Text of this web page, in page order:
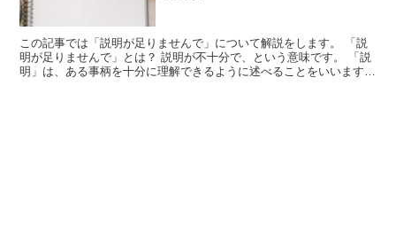
この記事では「説明が足りませんで」について解説をします。 「説
明が足りませんで」とは？ 説明が不十分で、という意味です。 「説
明」は、ある事柄を十分に理解できるように述べることをいいます。